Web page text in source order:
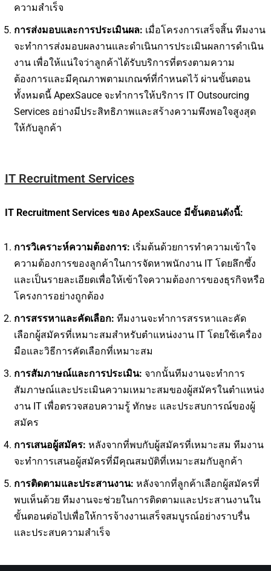
ความสำเร็จ
การส่งมอบและการประเมินผล: เมื่อโครงการเสร็จสิ้น ทีมงาน
จะทำการส่งมอบผลงานและดำเนินการประเมินผลการดำเนิน
งาน เพื่อให้แน่ใจว่าลูกค้าได้รับบริการที่ตรงตามความ
ต้องการและมีคุณภาพตามเกณฑ์ที่กำหนดไว้ ผ่านขั้นตอน
ทั้งหมดนี้ ApexSauce จะทำการให้บริการ IT Outsourcing
Services อย่างมีประสิทธิภาพและสร้างความพึงพอใจสูงสุด
ให้กับลูกค้า
IT Recruitment Services
IT Recruitment Services ของ ApexSauce มีขั้นตอนดังนี้:
การวิเคราะห์ความต้องการ: เริ่มต้นด้วยการทำความเข้าใจ
ความต้องการของลูกค้าในการจัดหาพนักงาน IT โดยลึกซึ้ง
และเป็นรายละเอียดเพื่อให้เข้าใจความต้องการของธุรกิจหรือ
โครงการอย่างถูกต้อง
การสรรหาและคัดเลือก: ทีมงานจะทำการสรรหาและคัด
เลือกผู้สมัครที่เหมาะสมสำหรับตำแหน่งงาน IT โดยใช้เครื่อง
มือและวิธีการคัดเลือกที่เหมาะสม
การสัมภาษณ์และการประเมิน: จากนั้นทีมงานจะทำการ
สัมภาษณ์และประเมินความเหมาะสมของผู้สมัครในตำแหน่ง
งาน IT เพื่อตรวจสอบความรู้ ทักษะ และประสบการณ์ของผู้
สมัคร
การเสนอผู้สมัคร: หลังจากที่พบกับผู้สมัครที่เหมาะสม ทีมงาน
จะทำการเสนอผู้สมัครที่มีคุณสมบัติที่เหมาะสมกับลูกค้า
การติดตามและประสานงาน: หลังจากที่ลูกค้าเลือกผู้สมัครที่
พบเห็นด้วย ทีมงานจะช่วยในการติดตามและประสานงานใน
ขั้นตอนต่อไปเพื่อให้การจ้างงานเสร็จสมบูรณ์อย่างราบรื่น
และประสบความสำเร็จ